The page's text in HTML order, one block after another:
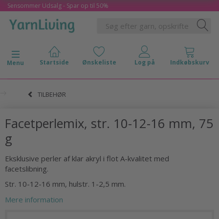
Sensommer Udsalg - Spar op til 50%
Skifte navigation
Menu
TILBEHØR
Facetperlemix, str. 10-12-16 mm, 75
g
Eksklusive perler af klar akryl i flot A-kvalitet med
facetslibning.
Str. 10-12-16 mm, hulstr. 1-2,5 mm.
Mere information